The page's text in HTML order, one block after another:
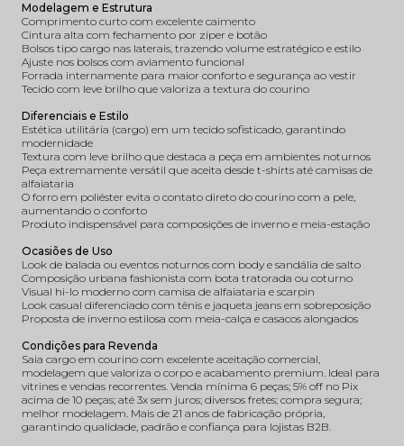
Modelagem e Estrutura
Comprimento curto com excelente caimento
Cintura alta com fechamento por zíper e botão
Bolsos tipo cargo nas laterais, trazendo volume estratégico e estilo
Ajuste nos bolsos com aviamento funcional
Forrada internamente para maior conforto e segurança ao vestir
Tecido com leve brilho que valoriza a textura do courino
Diferenciais e Estilo
Estética utilitária (cargo) em um tecido sofisticado, garantindo
modernidade
Textura com leve brilho que destaca a peça em ambientes noturnos
Peça extremamente versátil que aceita desde t-shirts até camisas de
alfaiataria
O forro em poliéster evita o contato direto do courino com a pele,
aumentando o conforto
Produto indispensável para composições de inverno e meia-estação
Ocasiões de Uso
Look de balada ou eventos noturnos com body e sandália de salto
Composição urbana fashionista com bota tratorada ou coturno
Visual hi-lo moderno com camisa de alfaiataria e scarpin
Look casual diferenciado com tênis e jaqueta jeans em sobreposição
Proposta de inverno estilosa com meia-calça e casacos alongados
Condições para Revenda
Saia cargo em courino com excelente aceitação comercial,
modelagem que valoriza o corpo e acabamento premium. Ideal para
vitrines e vendas recorrentes. Venda mínima 6 peças; 5% off no Pix
acima de 10 peças; até 3x sem juros; diversos fretes; compra segura;
melhor modelagem. Mais de 21 anos de fabricação própria,
garantindo qualidade, padrão e confiança para lojistas B2B.